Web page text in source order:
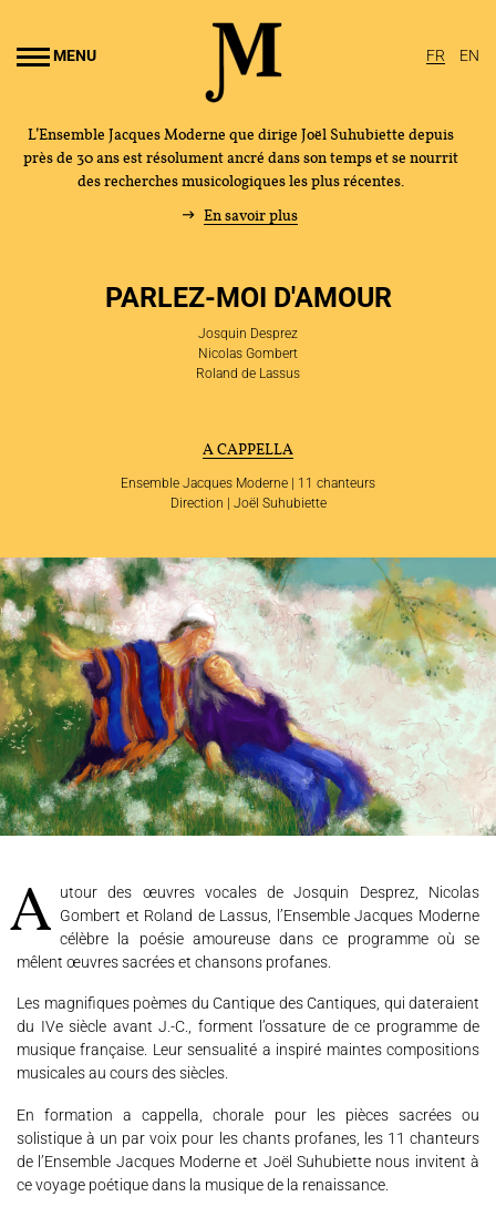
MENU FR EN
JOËL SUHUBIETTE
AGENDA
MÉDIATION CULTURELLE
DISCOGRAPHIE
Nous soutenir Vidéos
Actualités
Rechercher
L’Ensemble Jacques Moderne que dirige Joël Suhubiette depuis
près de 30 ans est résolument ancré dans son temps et se nourrit
des recherches musicologiques les plus récentes.
En savoir plus
PARLEZ-MOI D'AMOUR
Josquin Desprez
Nicolas Gombert
Roland de Lassus
A CAPPELLA
Ensemble Jacques Moderne | 11 chanteurs
Direction | Joël Suhubiette
Autour des œuvres vocales de Josquin Desprez, Nicolas Gombert et Roland de Lassus, l’Ensemble Jacques Moderne
célèbre la poésie amoureuse dans ce programme où se
mêlent œuvres sacrées et chansons profanes.
Les magnifiques poèmes du Cantique des Cantiques, qui dateraient
du IVe siècle avant J.-C., forment l’ossature de ce programme de
musique française. Leur sensualité a inspiré maintes compositions
musicales au cours des siècles.
En formation a cappella, chorale pour les pièces sacrées ou
solistique à un par voix pour les chants profanes, les 11 chanteurs
de l’Ensemble Jacques Moderne et Joël Suhubiette nous invitent à
ce voyage poétique dans la musique de la renaissance.